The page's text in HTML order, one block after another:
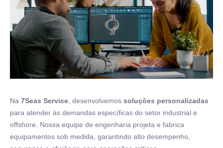
Na 7Seas Service , desenvolvemos soluções personalizadas
para atender às demandas específicas do setor industrial e
offshore. Nossa equipe de engenharia projeta e fabrica
equipamentos sob medida, garantindo alto desempenho,